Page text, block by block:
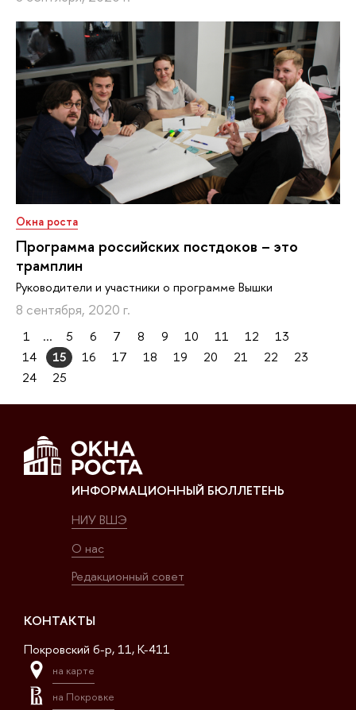
Окна роста
Программа российских постдоков – это
трамплин
Руководители и участники о программе Вышки
8 сентября, 2020 г.
1 ... 5 6 7 8 9 10 11 12
13
14
15 16 17 18 19 20 21 22
23
24
25
ИНФОРМАЦИОННЫЙ БЮЛЛЕТЕНЬ
НИУ ВШЭ
О нас
Редакционный совет
КОНТАКТЫ
Покровский б-р, 11, K-411
на карте
на Покровке